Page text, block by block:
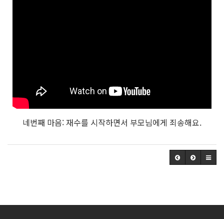
네번째 마음: 재수를 시작하면서 부모님에게 죄송해요.